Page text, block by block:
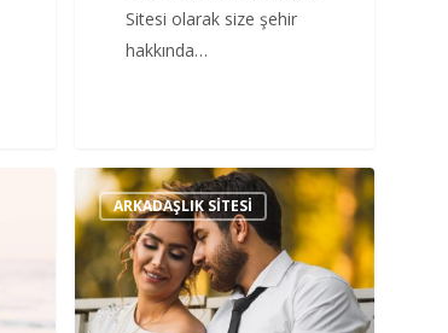
Sitesi olarak size şehir
hakkında…
Karaman
Arkadaşlık
Sitesi
ARKADAŞLIK SITESI